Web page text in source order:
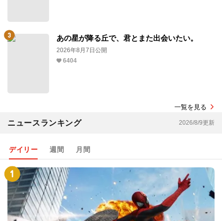
あの星が降る丘で、君とまた出会いたい。
2026年8月7日公開
6404
一覧を見る
ニュースランキング 2026/8/9更新
デイリー 週間 月間